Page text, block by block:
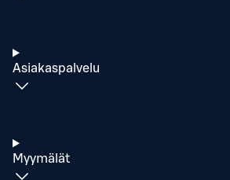
Asiakaspalvelu
Myymälät